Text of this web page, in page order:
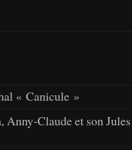
« Canicule »
Anny-Claude et son